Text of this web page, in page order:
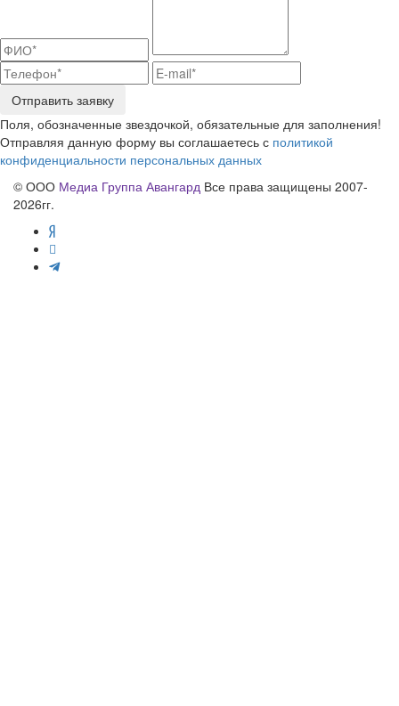
Отправить заявку
Поля, обозначенные звездочкой, обязательные для заполнения!
Отправляя данную форму вы соглашаетесь с политикой
конфиденциальности персональных данных
© ООО Медиа Группа Авангард Все права защищены 2007-
2026гг.